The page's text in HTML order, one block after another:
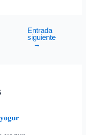
Entrada
siguiente
→